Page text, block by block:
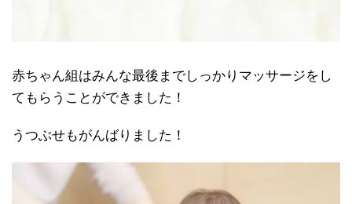
赤ちゃん組はみんな最後までしっかりマッサージをし
てもらうことができました！
うつぶせもがんばりました！